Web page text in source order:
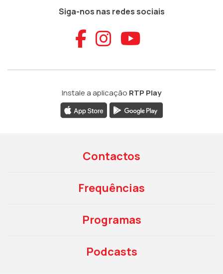
Siga-nos nas redes sociais
Aceder ao
Aceder ao
Aceder
Instale a aplicação RTP Play
Contactos
Frequências
Programas
Podcasts